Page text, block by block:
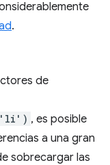
.
de
, es posible
a una gran
sobrecargar las